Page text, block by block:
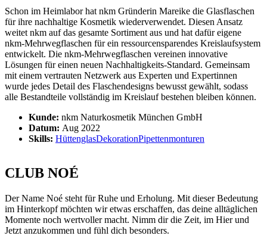
Schon im Heimlabor hat nkm Gründerin Mareike die Glasflaschen
für ihre nachhaltige Kosmetik wiederverwendet. Diesen Ansatz
weitet nkm auf das gesamte Sortiment aus und hat dafür eigene
nkm-Mehrwegflaschen für ein ressourcensparendes Kreislaufsystem
entwickelt. Die nkm-Mehrwegflaschen vereinen innovative
Lösungen für einen neuen Nachhaltigkeits-Standard. Gemeinsam
mit einem vertrauten Netzwerk aus Experten und Expertinnen
wurde jedes Detail des Flaschendesigns bewusst gewählt, sodass
alle Bestandteile vollständig im Kreislauf bestehen bleiben können.
Kunde: nkm Naturkosmetik München GmbH
Datum: Aug 2022
Skills: HüttenglasDekorationPipettenmonturen
CLUB NOÉ
Der Name Noé steht für Ruhe und Erholung. Mit dieser Bedeutung
im Hinterkopf möchten wir etwas erschaffen, das deine alltäglichen
Momente noch wertvoller macht. Nimm dir die Zeit, im Hier und
Jetzt anzukommen und fühl dich besonders.